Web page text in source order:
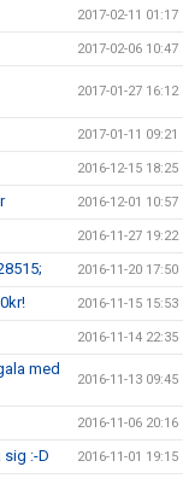
2017-02-11 01:17
2017-02-06 10:47
2017-01-27 16:12
2017-01-11 09:21
2016-12-15 18:25
2016-12-01 10:57
2016-11-27 19:22
2016-11-20 17:50
2016-11-15 15:53
2016-11-14 22:35
med
2016-11-13 09:45
2016-11-06 20:16
sig :-D 2016-11-01 19:15